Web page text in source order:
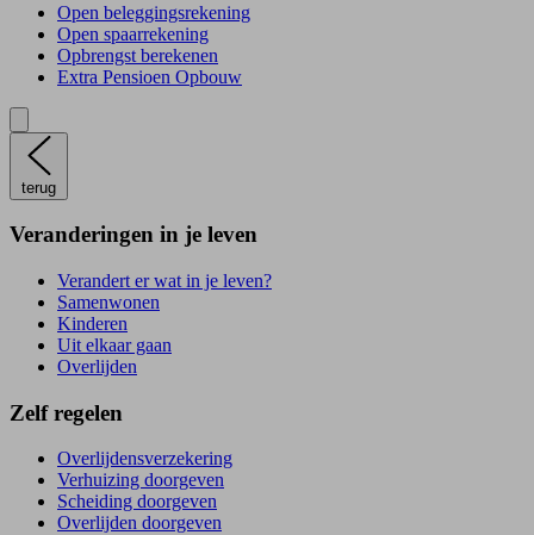
Open beleggingsrekening
Open spaarrekening
Opbrengst berekenen
Extra Pensioen Opbouw
terug
Veranderingen in je leven
Verandert er wat in je leven?
Samenwonen
Kinderen
Uit elkaar gaan
Overlijden
Zelf regelen
Overlijdensverzekering
Verhuizing doorgeven
Scheiding doorgeven
Overlijden doorgeven